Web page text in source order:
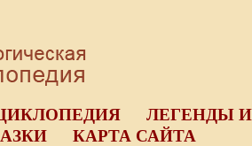
ЛЕГЕНДЫ И
КАРТА САЙТА